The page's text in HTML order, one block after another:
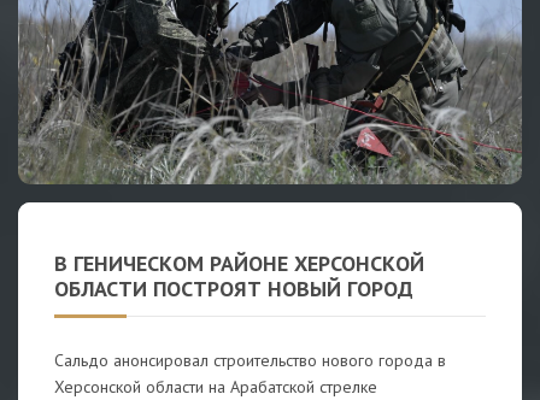
В ГЕНИЧЕСКОМ РАЙОНЕ ХЕРСОНСКОЙ
ОБЛАСТИ ПОСТРОЯТ НОВЫЙ ГОРОД
Сальдо анонсировал строительство нового города в
Херсонской области на Арабатской стрелке